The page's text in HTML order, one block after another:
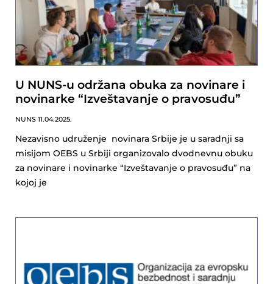
U NUNS-u održana obuka za novinare i
novinarke “Izveštavanje o pravosuđu”
NUNS 11.04.2025.
Nezavisno udruženje novinara Srbije je u saradnji sa
misijom OEBS u Srbiji organizovalo dvodnevnu obuku
za novinare i novinarke “Izveštavanje o pravosuđu” na
kojoj je